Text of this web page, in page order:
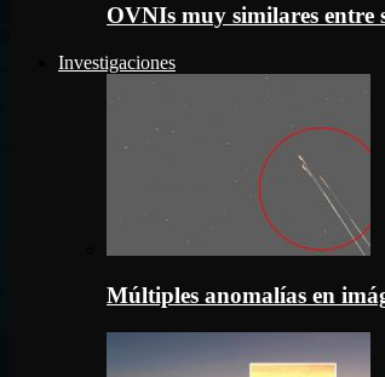
OVNIs muy similares entre
Investigaciones
Múltiples anomalías en